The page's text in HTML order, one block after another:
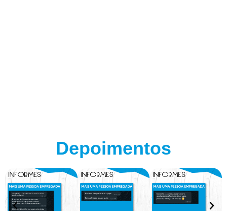
Depoimentos